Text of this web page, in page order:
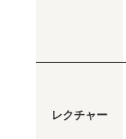
レクチャー